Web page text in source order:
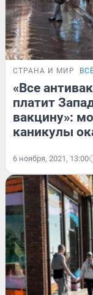
СТРАНА И МИР
«Все
платит
вакцину»:
каникулы
6 ноября, 2021, 13:00